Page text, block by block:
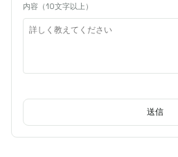
内容（10文字以上）
送信